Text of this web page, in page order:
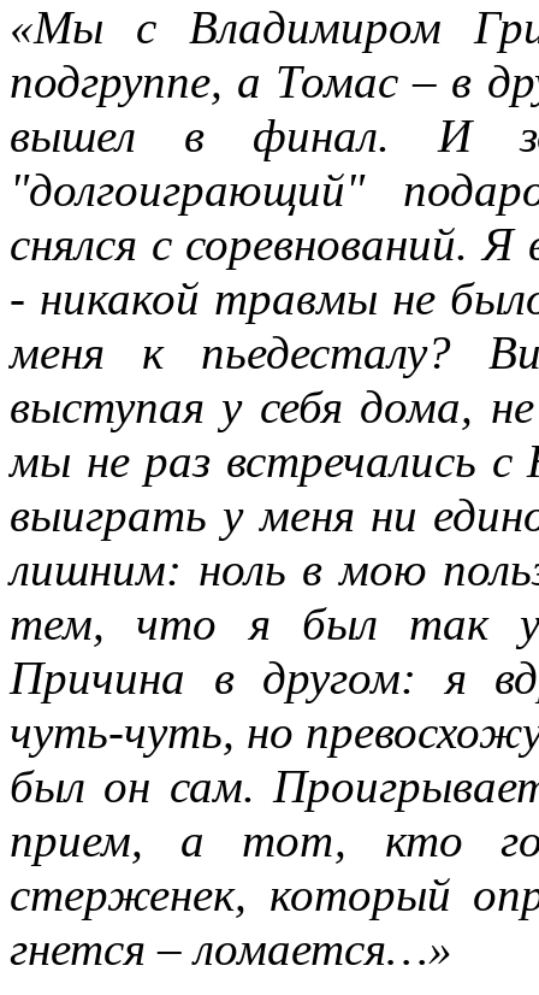
«Мы с Владимиром
подгруппе, а Томас – в
вышел в финал. И
"долгоиграющий"
снялся с соревнований.
- никакой травмы не
меня к пьедесталу?
выступая у себя дома,
мы не раз встречались с
выиграть у меня ни
лишним: ноль в мою
тем, что я был так уж
Причина в другом: я
чуть-чуть, но
был он сам.
прием, а тот, кто
стерженек, который
гнется – ломается…»